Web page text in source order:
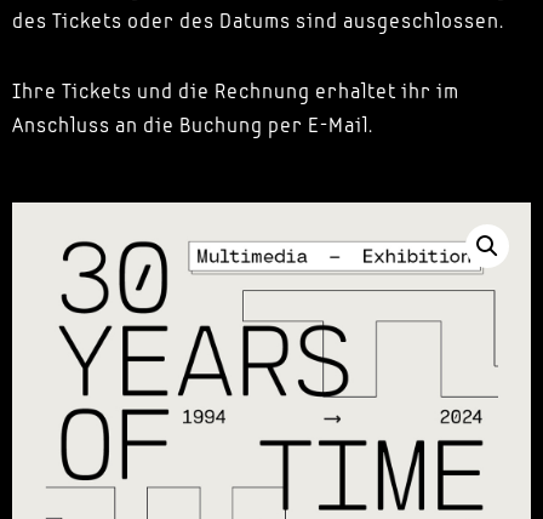
des Tickets oder des Datums sind ausgeschlossen.
Ihre Tickets und die Rechnung erhaltet ihr im
Anschluss an die Buchung per E-Mail.